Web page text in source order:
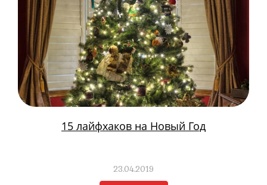
15 лайфхаков на Новый Год
23.04.2019